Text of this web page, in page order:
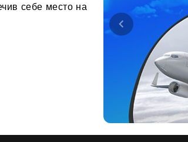
себе место на